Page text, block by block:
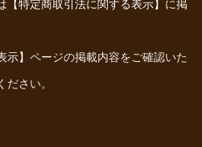
【特定商取引法に関する表示】 に掲
示】 ページの掲載内容をご確認いた
さい。